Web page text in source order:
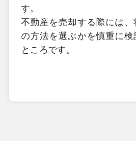
す。
不動産を売却する際には
の方法を選ぶかを慎重に
ところです。